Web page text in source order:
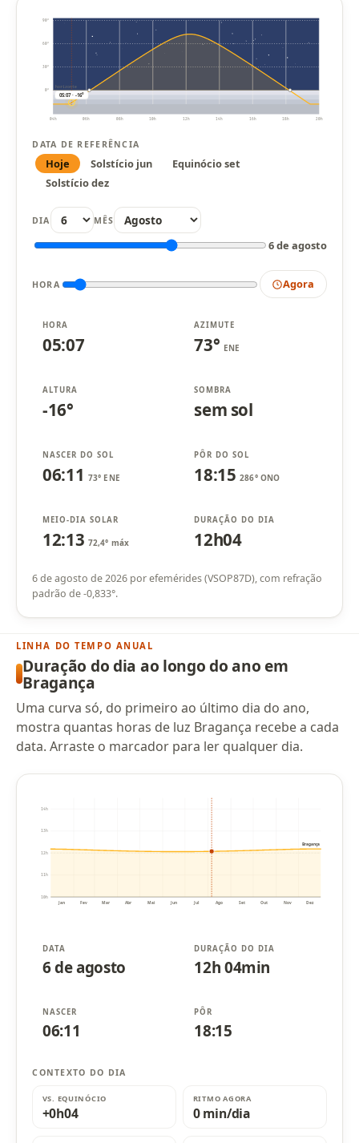
0°
30°
60°
90°
horizonte
04h 06h 08h 10h 12h 14h 16h 18h 20h
05:07 · -16°
DATA DE REFERÊNCIA
Hoje Solstício jun
Equinócio set
Solstício dez
DIA MÊS
6 de agosto
HORA Agora
HORA
05:07
AZIMUTE
73° ENE
ALTURA
-16°
SOMBRA
sem sol
NASCER DO SOL
06:11 73° ENE
PÔR DO SOL
18:15 286° ONO
MEIO-DIA SOLAR
12:13 72,4° máx
DURAÇÃO DO DIA
12h04
6 de agosto de 2026 por efemérides (VSOP87D), com refração
padrão de -0,833°.
LINHA DO TEMPO ANUAL
Duração do dia ao longo do ano em
Bragança
Uma curva só, do primeiro ao último dia do ano,
mostra quantas horas de luz Bragança recebe a cada
data. Arraste o marcador para ler qualquer dia.
10h
11h
12h
13h
14h
Jan Fev Mar Abr Mai Jun Jul Ago Set Out Nov Dez
Bragança
DATA
6 de agosto
DURAÇÃO DO DIA
12h 04min
NASCER
06:11
PÔR
18:15
CONTEXTO DO DIA
VS. EQUINÓCIO
+0h04
RITMO AGORA
0 min/dia